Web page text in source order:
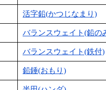
活字鉛(かつじなまり)
バランスウェイト(鉛の
バランスウェイト(鉄付)
鉛錘(おもり)